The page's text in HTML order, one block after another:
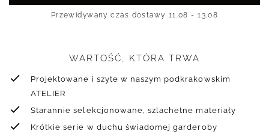
Przewidywany czas dostawy 11.08 - 13.08
WARTOŚĆ, KTÓRA TRWA
Projektowane i szyte w naszym podkrakowskim
ATELIER
Starannie selekcjonowane, szlachetne materiały
Krótkie serie w duchu świadomej garderoby